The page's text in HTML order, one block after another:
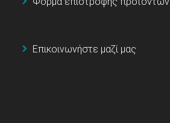
Επικοινωνήστε μαζί μας